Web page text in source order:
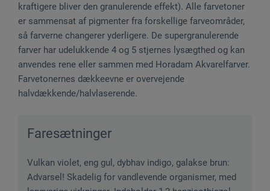
kraftigere bliver den granulerende effekt). Alle farvetoner
er sammensat af pigmenter fra forskellige farveområder,
så farverne changerer yderligere. De supergranulerende
farver har udelukkende 4 og 5 stjernes lysægthed og kan
anvendes rene eller sammen med Horadam Akvarelfarver.
Farvetonernes dækkeevne er overvejende
halvdækkende/halvlaserende.
Faresætninger
Vulkan violet, eng gul, dybhav indigo, galakse brun:
Advarsel! Skadelig for vandlevende organismer, med